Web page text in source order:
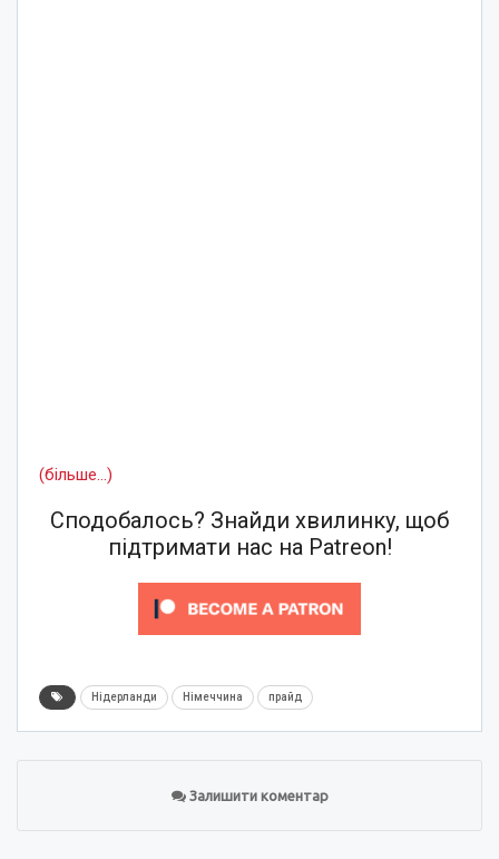
(більше…)
Сподобалось? Знайди хвилинку, щоб
підтримати нас на Patreon!
Нідерланди Німеччина прайд
Залишити коментар